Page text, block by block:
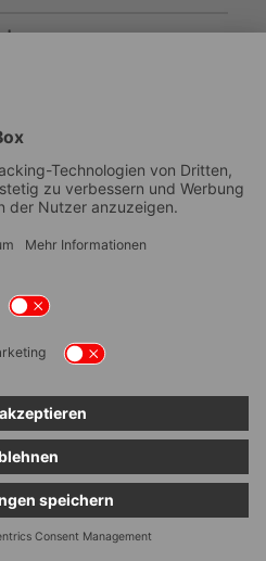
zum
ab bereits 1 Stück in
den wir
an.
der
nachträglich
Änderung der